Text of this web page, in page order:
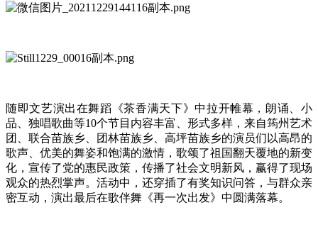
随即文艺演出在舞蹈《茶香满天下》中拉开帷幕，朗诵、小
品、独唱歌曲等10个节目内容丰富、形式多样，来自筠州艺术
团、联合苗族乡、团林苗族乡、高坪苗族乡的演员们以高昂的
歌声、优美的舞姿和饱满的激情，歌颂了祖国翻天覆地的新变
化，宣传了党的惠民政策，传播了社会文明新风，赢得了现场
观众的热烈掌声。活动中，还穿插了有奖知识问答，与群众亲
密互动，演出最后在歌伴舞《再一次出发》中圆满落幕。